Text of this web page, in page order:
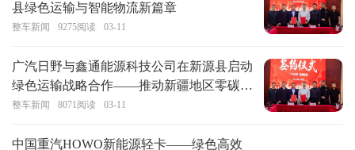
县绿色运输与智能物流新篇章
整车新闻 9275阅读 03-11
广汽日野与鑫通能源科技公司在新源县启动
绿色运输战略合作——推动新疆地区零碳经
济发展
整车新闻 8071阅读 03-11
中国重汽HOWO新能源轻卡——绿色高效